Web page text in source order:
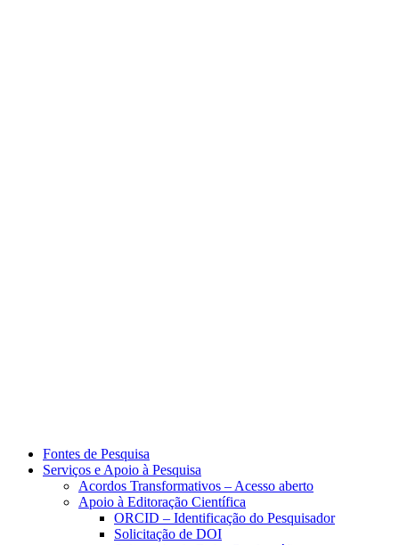
Fontes de Pesquisa
Serviços e Apoio à Pesquisa
Acordos Transformativos – Acesso aberto
Apoio à Editoração Científica
ORCID – Identificação do Pesquisador
Solicitação de DOI